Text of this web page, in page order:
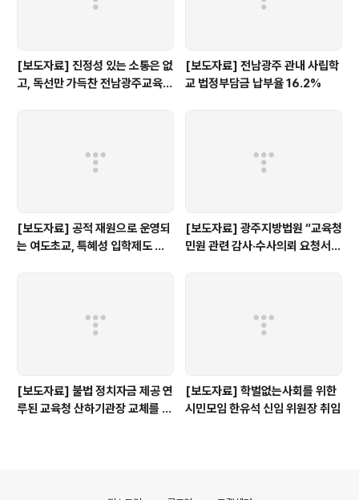
[보도자료] 진정성 있는 소통은 없
고, 독선만 가득찬 전남광주교육감
[보도자료] 전남광주 관내 사립학
교 법정부담금 납부율 16.2%
[보도자료] 공적 재원으로 운영되
는 여도초교, 특혜성 입학제도 즉
[보도자료] 광주지방법원 “교육청
민원 관련 감사·수사의뢰 요청서,
[보도자료] 불법 정치자금 제공 연
루된 교육청 산하기관장 교체를 촉
[보도자료] 학벌없는사회를 위한
시민모임 한유석 신임 위원장 취임